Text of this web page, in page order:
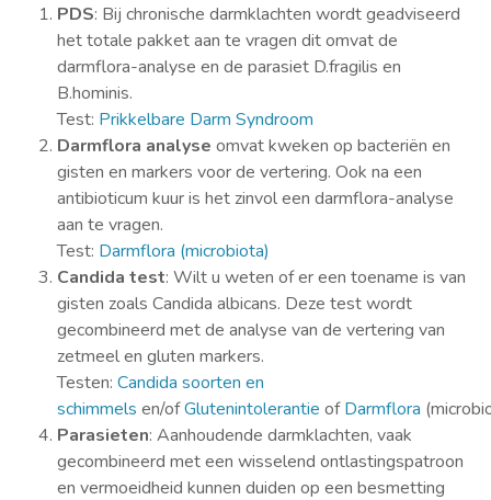
PDS: Bij chronische darmklachten wordt geadviseerd
het totale pakket aan te vragen dit omvat de
darmflora-analyse en de parasiet D.fragilis en
B.hominis.
Test: Prikkelbare Darm Syndroom
Darmflora analyse omvat kweken op bacteriën en
gisten en markers voor de vertering. Ook na een
antibioticum kuur is het zinvol een darmflora-analyse
aan te vragen.
Test: Darmflora (microbiota)
Candida test: Wilt u weten of er een toename is van
gisten zoals Candida albicans. Deze test wordt
gecombineerd met de analyse van de vertering van
zetmeel en gluten markers.
Testen:Candida soorten en
schimmels en/ofGlutenintolerantie ofDarmflora
Parasieten: Aanhoudende darmklachten, vaak
gecombineerd met een wisselend ontlastingspatroon
en vermoeidheid kunnen duiden op een besmetting